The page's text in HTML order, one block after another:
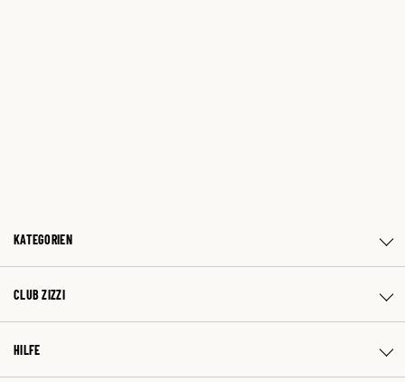
KATEGORIEN
CLUB ZIZZI
HILFE